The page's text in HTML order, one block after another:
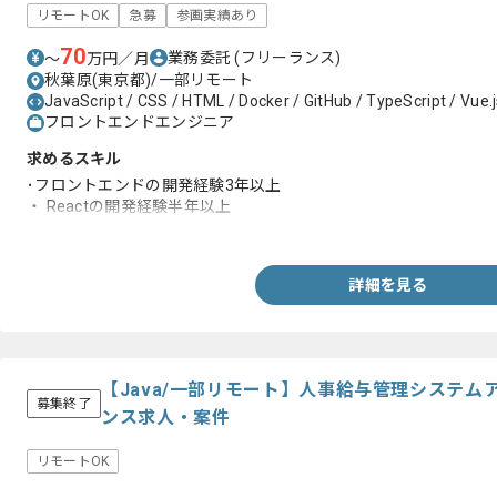
リモートOK 急募 参画実績あり
〜70万円／月 業務委託(フリーランス)
秋葉原(東京都)/一部リモート
JavaScript / CSS / HTML / Docker / GitHub / TypeScript /
フロントエンドエンジニア
求めるスキル
･フロントエンドの開発経験3年以上
・ Reactの開発経験半年以上
詳細を見る
募集終了
【Java/一部リモート】人事給与管理システム
ンス求人・案件
リモートOK